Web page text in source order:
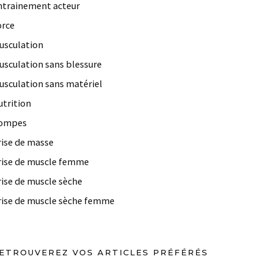
acteur
sans blessure
sans matériel
de masse
de muscle femme
de muscle sèche
de muscle sèche femme
VOS ARTICLES PRÉFÉRÉS